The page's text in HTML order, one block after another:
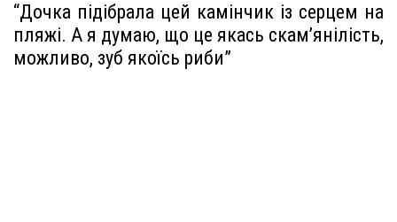
“Дочка підібрала цей камінчик із серцем на
пляжі. А я думаю, що це якась скам’янілість,
можливо, зуб якоїсь риби”